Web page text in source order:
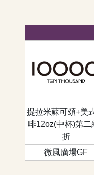
提拉米蘇可頌+美
啡12oz(中杯)第二
折
微風廣場GF